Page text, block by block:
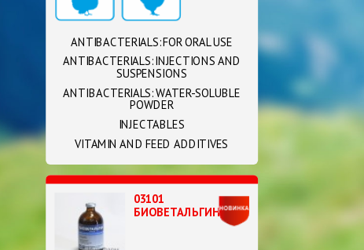
ANTIBACTERIALS: FOR ORAL USE
ANTIBACTERIALS: INJECTIONS AND
SUSPENSIONS
ANTIBACTERIALS: WATER-SOLUBLE
POWDER
INJECTABLES
VITAMIN AND FEED ADDITIVES
03101
БИОВЕТАЛЬГИН